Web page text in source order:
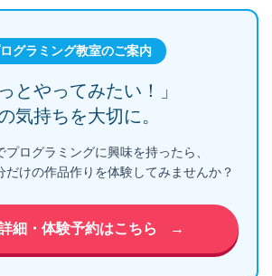
グラミング教室のご案内
っとやってみたい！」
気持ちを大切に。
プログラミングに興味を持ったら、
だけの作品作りを体験してみませんか？
細・体験予約はこちら →